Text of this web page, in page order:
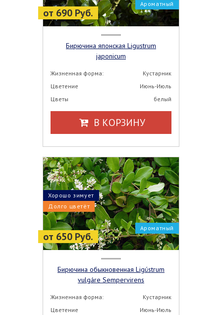
от 690 Руб.
Ароматный
Бирючина японская Ligustrum
japonicum
Жизненная форма:
Кустарник
Цветение
Июнь-Июль
Цветы
белый
В КОРЗИНУ
от 650 Руб.
Ароматный
Долго цветёт
Хорошо зимует
Бирючина обыкновенная Ligústrum
vulgáre Sempervirens
Жизненная форма:
Кустарник
Цветение
Июнь-Июль